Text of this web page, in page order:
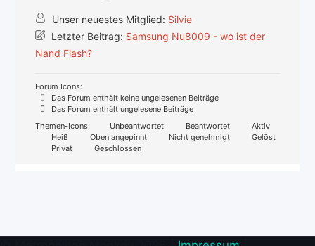
Unser neuestes Mitglied: Silvie
Letzter Beitrag: Samsung Nu8009 - wo ist der
Nand Flash?
Forum Icons:
Das Forum enthält keine ungelesenen Beiträge
Das Forum enthält ungelesene Beiträge
Themen-Icons:
Unbeantwortet Beantwortet
Aktiv
Heiß
Oben angepinnt Nicht genehmigt
Gelöst
Privat
Geschlossen